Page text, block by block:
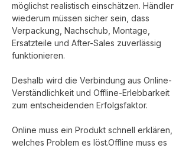
möglichst realistisch einschätzen. Händler
wiederum müssen sicher sein, dass
Verpackung, Nachschub, Montage,
Ersatzteile und After-Sales zuverlässig
funktionieren.
Deshalb wird die Verbindung aus Online-
Verständlichkeit und Offline-Erlebbarkeit
zum entscheidenden Erfolgsfaktor.
Online muss ein Produkt schnell erklären,
welches Problem es löst.Offline muss es